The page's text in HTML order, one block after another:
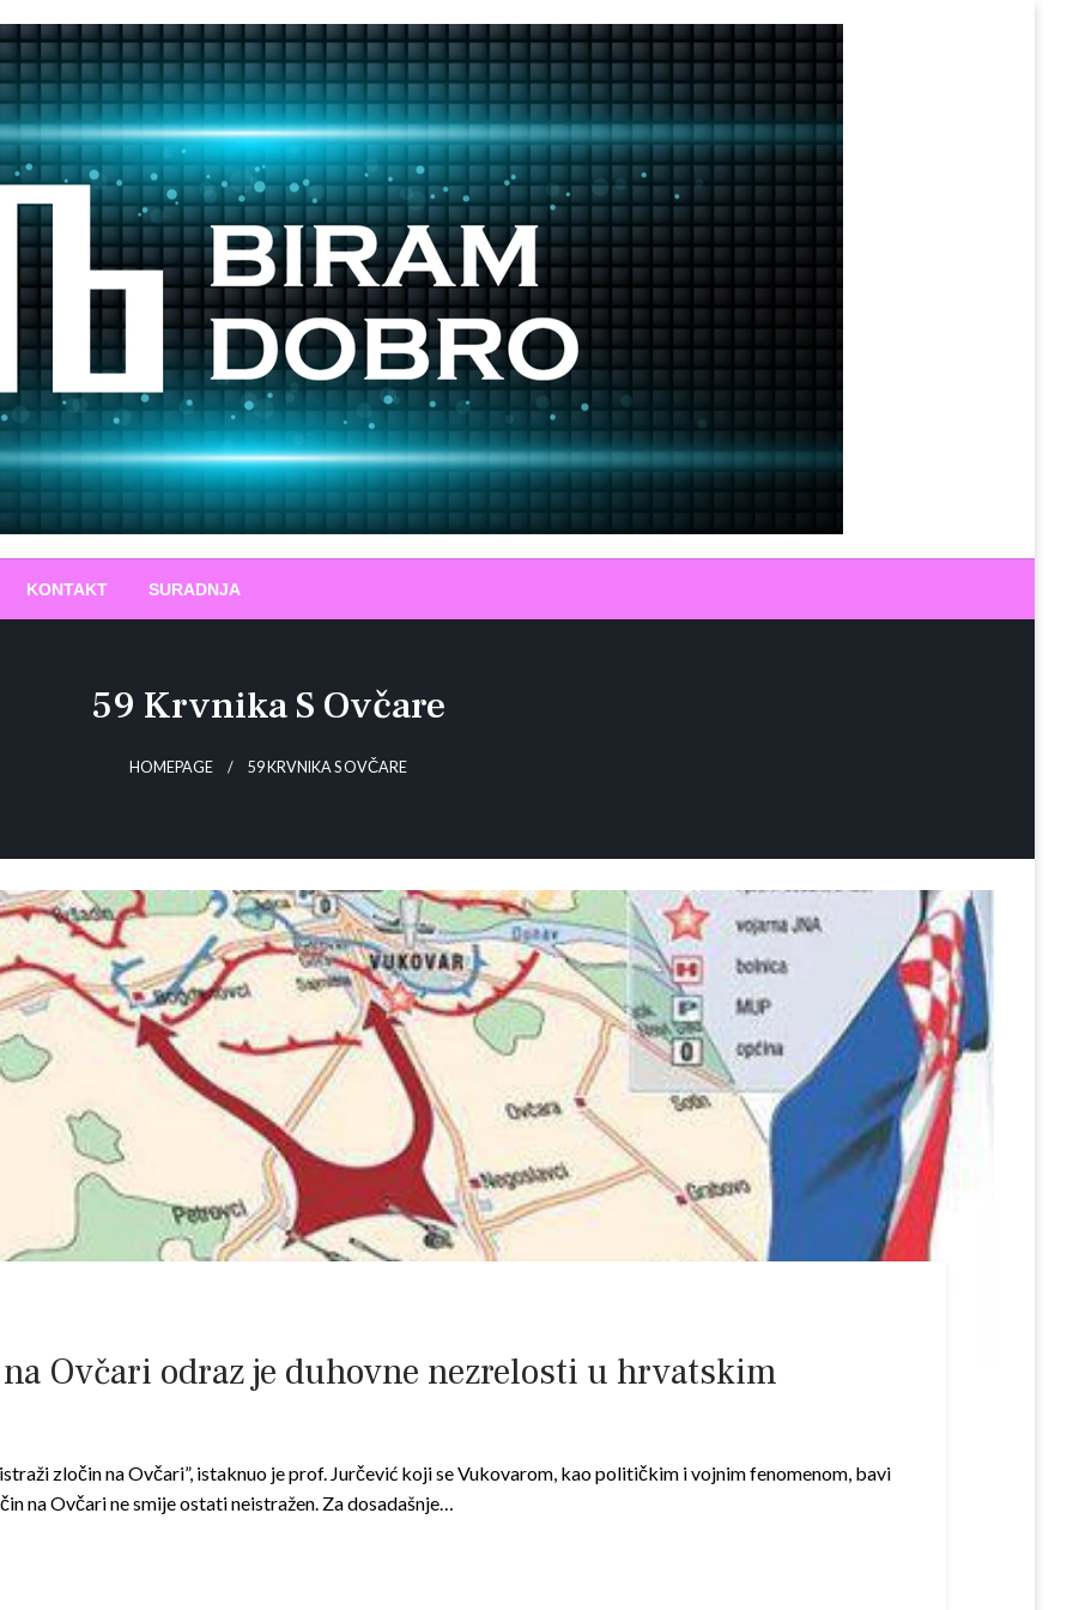
KONTAKT SURADNJA
59 Krvnika S Ovčare
HOMEPAGE 59 KRVNIKA S OVČARE
Ovčari odraz je duhovne nezrelosti u hrvatskim
zločin na Ovčari”, istaknuo je prof. Jurčević koji se Vukovarom, kao političkim i vojnim fenomenom, bavi
na Ovčari ne smije ostati neistražen. Za dosadašnje…